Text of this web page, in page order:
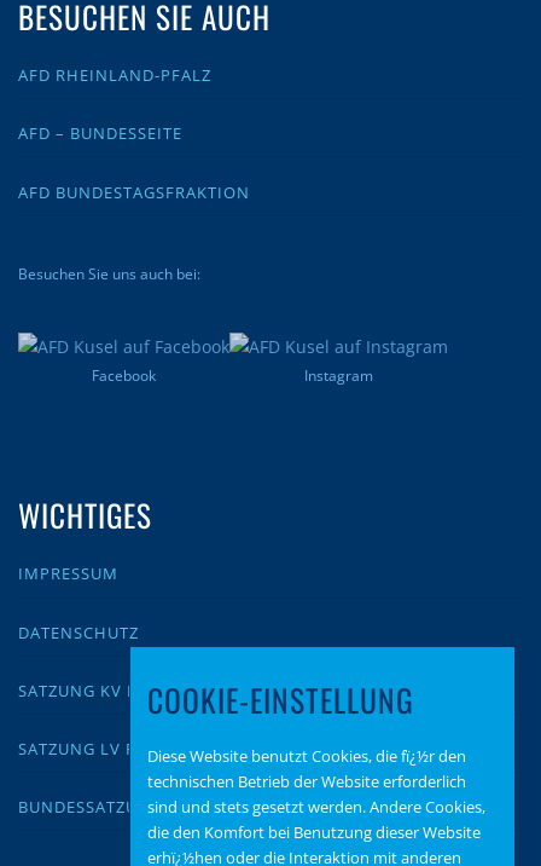
BESUCHEN SIE AUCH
AFD RHEINLAND-PFALZ
AFD – BUNDESSEITE
AFD BUNDESTAGSFRAKTION
Besuchen Sie uns auch bei:
Facebook Instagram
WICHTIGES
IMPRESSUM
DATENSCHUTZ
SATZUNG KV KUSEL
SATZUNG LV RLP
BUNDESSATZUNG
COOKIE-EINSTELLUNG
Diese Website benutzt Cookies, die fï¿½r den
technischen Betrieb der Website erforderlich
sind und stets gesetzt werden. Andere Cookies,
die den Komfort bei Benutzung dieser Website
erhï¿½hen oder die Interaktion mit anderen